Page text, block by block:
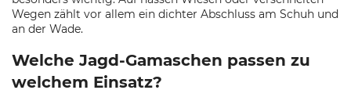
Wegen zählt vor allem ein dichter Abschluss am Schuh und
an der Wade.
Welche Jagd-Gamaschen passen zu
welchem Einsatz?